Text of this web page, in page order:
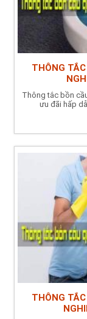
THÔNG
Thông tắc bồn
ưu đãi hấp
THÔNG